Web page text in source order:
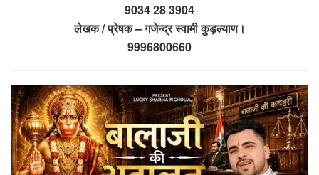
9034 28 3904
लेखक / प्रेषक – गजेन्द्र स्वामी कुड़ल्याण।
9996800660